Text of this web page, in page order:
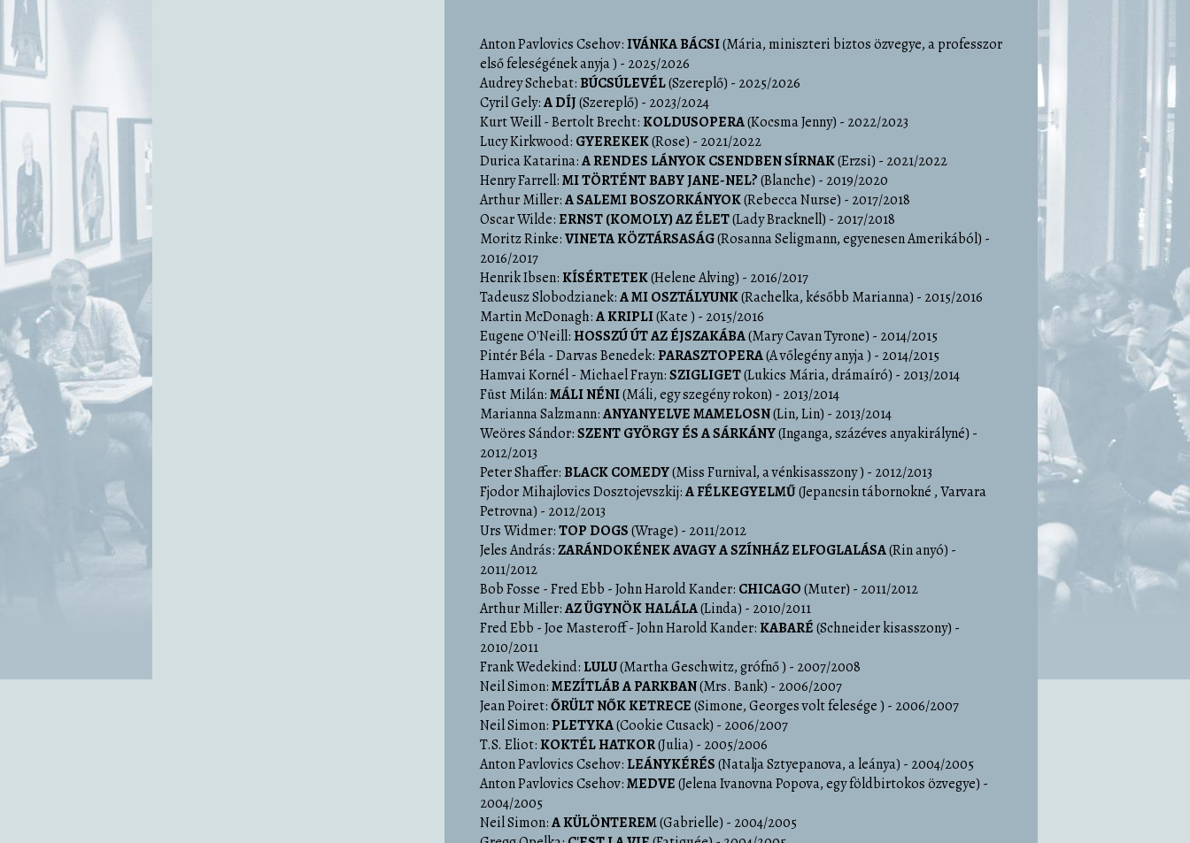
Anton Pavlovics Csehov:IVÁNKA BÁCSI(Mária, miniszteri biztos özvegye, a professzor
első feleségének anyja ) - 2025/2026
Audrey Schebat:BÚCSÚLEVÉL(Szereplő) - 2025/2026
Cyril Gely:A DÍJ(Szereplő) - 2023/2024
Kurt Weill - Bertolt Brecht:KOLDUSOPERA(Kocsma Jenny) - 2022/2023
Lucy Kirkwood: GYEREKEK(Rose) - 2021/2022
Durica Katarina:A RENDES LÁNYOK CSENDBEN SÍRNAK(Erzsi) - 2021/2022
Henry Farrell:MI TÖRTÉNT BABY JANE-NEL?(Blanche) - 2019/2020
Arthur Miller:A SALEMI BOSZORKÁNYOK(Rebecca Nurse) - 2017/2018
Oscar Wilde:ERNST (KOMOLY) AZ ÉLET(Lady Bracknell) - 2017/2018
Moritz Rinke:VINETA KÖZTÁRSASÁG(Rosanna Seligmann, egyenesen Amerikából) -
2016/2017
Henrik Ibsen:KÍSÉRTETEK(Helene Alving) - 2016/2017
Tadeusz Slobodzianek:A MI OSZTÁLYUNK(Rachelka, később Marianna) - 2015/2016
Martin McDonagh:A KRIPLI(Kate ) - 2015/2016
Eugene O'Neill:HOSSZÚ ÚT AZ ÉJSZAKÁBA(Mary Cavan Tyrone) - 2014/2015
Pintér Béla - Darvas Benedek:PARASZTOPERA(A vőlegény anyja ) - 2014/2015
Hamvai Kornél - Michael Frayn:SZIGLIGET(Lukics Mária, drámaíró) - 2013/2014
Füst Milán:MÁLI NÉNI(Máli, egy szegény rokon) - 2013/2014
Marianna Salzmann:ANYANYELVE MAMELOSN(Lin, Lin) - 2013/2014
Weöres Sándor:SZENT GYÖRGY ÉS A SÁRKÁNY(Inganga, százéves anyakirályné) -
2012/2013
Peter Shaffer:BLACK COMEDY(Miss Furnival, a vénkisasszony ) - 2012/2013
Fjodor Mihajlovics Dosztojevszkij:A FÉLKEGYELMŰ(Jepancsin tábornokné , Varvara
Petrovna) - 2012/2013
Urs Widmer:TOP DOGS(Wrage) - 2011/2012
Jeles András:ZARÁNDOKÉNEK AVAGY A SZÍNHÁZ ELFOGLALÁSA(Rin anyó) -
2011/2012
Bob Fosse - Fred Ebb - John Harold Kander: CHICAGO(Muter) - 2011/2012
Arthur Miller:AZ ÜGYNÖK HALÁLA(Linda) - 2010/2011
Fred Ebb - Joe Masteroff - John Harold Kander:KABARÉ(Schneider kisasszony) -
2010/2011
Frank Wedekind:LULU(Martha Geschwitz, grófnő ) - 2007/2008
Neil Simon:MEZÍTLÁB A PARKBAN(Mrs. Bank) - 2006/2007
Jean Poiret:ŐRÜLT NŐK KETRECE(Simone, Georges volt felesége ) - 2006/2007
Neil Simon:PLETYKA(Cookie Cusack) - 2006/2007
T.S. Eliot:KOKTÉL HATKOR(Julia) - 2005/2006
Anton Pavlovics Csehov:LEÁNYKÉRÉS(Natalja Sztyepanova, a leánya) - 2004/2005
Anton Pavlovics Csehov:MEDVE(Jelena Ivanovna Popova, egy földbirtokos özvegye) -
2004/2005
Neil Simon:A KÜLÖNTEREM(Gabrielle) - 2004/2005